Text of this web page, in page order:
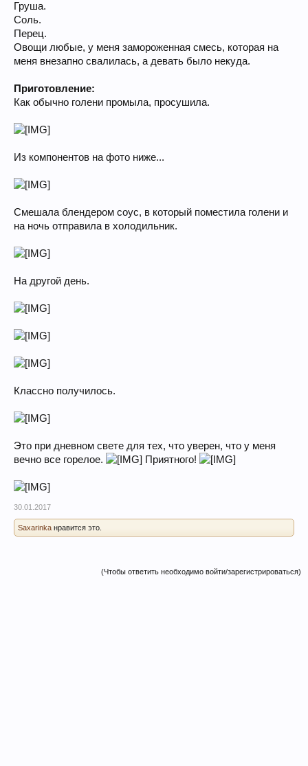
Груша.
Соль.
Перец.
Овощи любые, у меня замороженная смесь, которая на
меня внезапно свалилась, а девать было некуда.
Приготовление:
Как обычно голени промыла, просушила.
Из компонентов на фото ниже...
Смешала блендером соус, в который поместила голени и
на ночь отправила в холодильник.
На другой день.
Классно получилось.
Это при дневном свете для тех, что уверен, что у меня
вечно все горелое.
Приятного!
30.01.2017
Saxarinka нравится это.
(Чтобы ответить необходимо войти/зарегистрироваться)